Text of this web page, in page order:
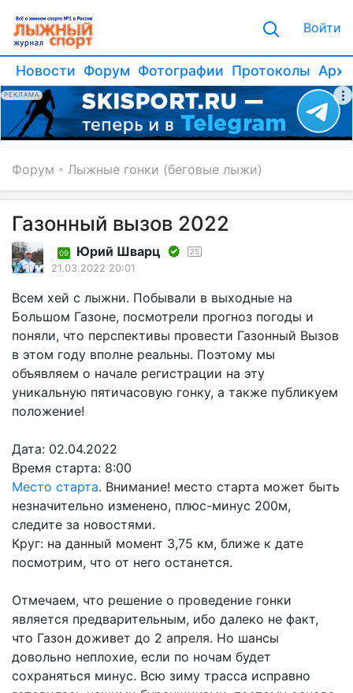
Войти
Новости Форум Фотографии Протоколы
РЕКЛАМА
Форум Лыжные гонки (беговые лыжи)
Газонный вызов 2022
09 Юрий Шварц 25
21.03.2022 20:01
Всем хей с лыжни. Побывали в выходные на
Большом Газоне, посмотрели прогноз погоды и
поняли, что перспективы провести Газонный Вызов
в этом году вполне реальны. Поэтому мы
объявляем о начале регистрации на эту
уникальную пятичасовую гонку, а также публикуем
положение!
Дата: 02.04.2022
Время старта: 8:00
Место старта. Внимание! место старта может быть
незначительно изменено, плюс-минус 200м,
следите за новостями.
Круг: на данный момент 3,75 км, ближе к дате
посмотрим, что от него останется.
Отмечаем, что решение о проведение гонки
является предварительным, ибо далеко не факт,
что Газон доживет до 2 апреля. Но шансы
довольно неплохие, если по ночам будет
сохраняться минус. Всю зиму трасса исправно